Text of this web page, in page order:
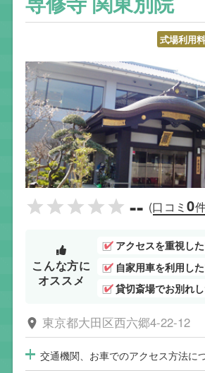
式場利用料
-- (口コミ0
こんな方に
オススメ
アクセスを重視し
自家用車を利用し
貸切斎場でお別れ
東京都大田区西六郷4-22-12
交通機関、お車でのアクセス方法に